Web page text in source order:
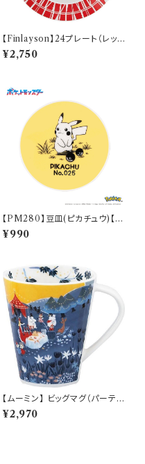
【Finlayson】24プレート（レッ
ド）【コロナ】
¥2,750
【PM280】豆皿(ピカチュウ)【D
aily Sketch】PM284-333
¥990
【ムーミン】 ビッグマグ（パーテ
ィ）【MM3200】MM3203-35
¥2,970